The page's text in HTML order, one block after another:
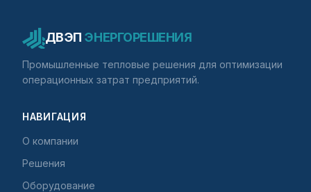
ДВЭП ЭНЕРГОРЕШЕНИЯ
Промышленные тепловые решения для оптимизации
операционных затрат предприятий.
НАВИГАЦИЯ
О компании
Решения
Оборудование